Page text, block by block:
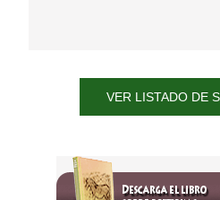
VER LISTADO DE